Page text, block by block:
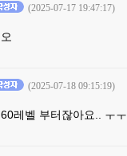
(2025-07-17 19:47:17)
오
(2025-07-18 09:15:19)
60레벨 부터잖아요.. ㅜㅜ